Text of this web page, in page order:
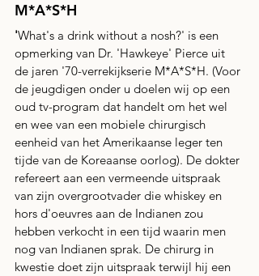
M*A*S*H
'What's a drink without a nosh?' is een
opmerking van Dr. 'Hawkeye' Pierce uit
de jaren '70-verrekijkserie M*A*S*H. (Voor
de jeugdigen onder u doelen wij op een
oud tv-program dat handelt om het wel
en wee van een mobiele chirurgisch
eenheid van het Amerikaanse leger ten
tijde van de Koreaanse oorlog). De dokter
refereert aan een vermeende uitspraak
van zijn overgrootvader die whiskey en
hors d'oeuvres aan de Indianen zou
hebben verkocht in een tijd waarin men
nog van Indianen sprak. De chirurg in
kwestie doet zijn uitspraak terwijl hij een